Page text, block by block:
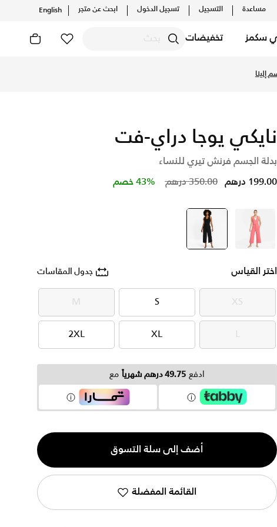
مساعدة التسجيل تسجيل الدخول ابحث عن متجر English
سكمز تخفيضات
إلينا
نايكي يوجا دراي-فت
بدلة الجسم فرنش تيري للنساء
Price reduced from
350.00 درهم to 199.00 درهم 43% خصم
وردي selected
أسود
اختر القياس جدول المقاسات
XS
XS
S
S
M
M
L
L
XL
XL
2XL
2XL
ادفع 49.75 درهم شهرياً مع
الكمية
1
أضف إلى سلة التسوق
القائمة المفضلة